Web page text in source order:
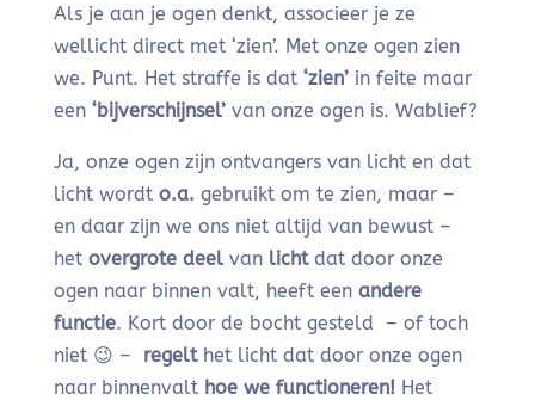
Als je aan je ogen denkt, associeer je ze
wellicht direct met ‘zien’. Met onze ogen zien
we. Punt. Het straffe is dat‘zien’in feite maar
een ‘bijverschijnsel’van onze ogen is. Wablief?
Ja, onze ogen zijn ontvangers van licht en dat
licht wordt o.a. gebruikt om te zien, maar –
en daar zijn we ons niet altijd van bewust –
het overgrote deelvan lichtdat door onze
ogen naar binnen valt, heeft een andere
functie. Kort door de bocht gesteld – of toch
niet 😉 – regelthet licht dat door onze ogen
naar binnenvalt hoe we functioneren!Het